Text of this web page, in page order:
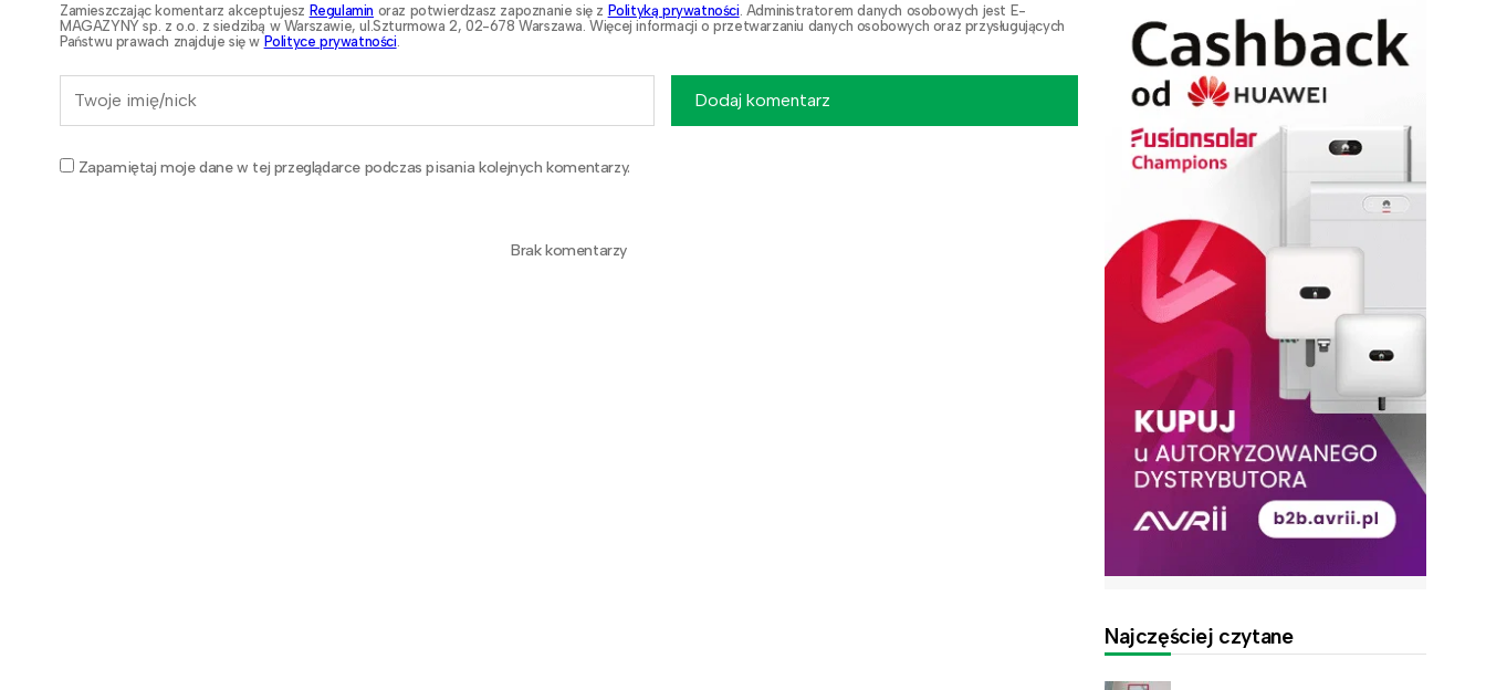
Zamieszczając komentarz akceptujesz Regulamin oraz potwierdzasz zapoznanie się z Polityką prywatności . Administratorem danych osobowych jest E-
MAGAZYNY sp. z o.o. z siedzibą w Warszawie, ul.Szturmowa 2, 02-678 Warszawa. Więcej informacji o przetwarzaniu danych osobowych oraz przysługujących
Państwu prawach znajduje się w Polityce prywatności
Zapamiętaj moje dane w tej przeglądarce podczas pisania kolejnych komentarzy.
Dodaj komentarz
Brak komentarzy
Najczęściej czytane